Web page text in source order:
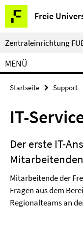
Springe
direkt
zu
Inhalt
Freie
Service-
Navigation
Zentraleinrichtung
MENÜ
Startseite Support
IT-
Der erste IT-
Mitarbeitende der
Fragen aus dem
Regionalteams an